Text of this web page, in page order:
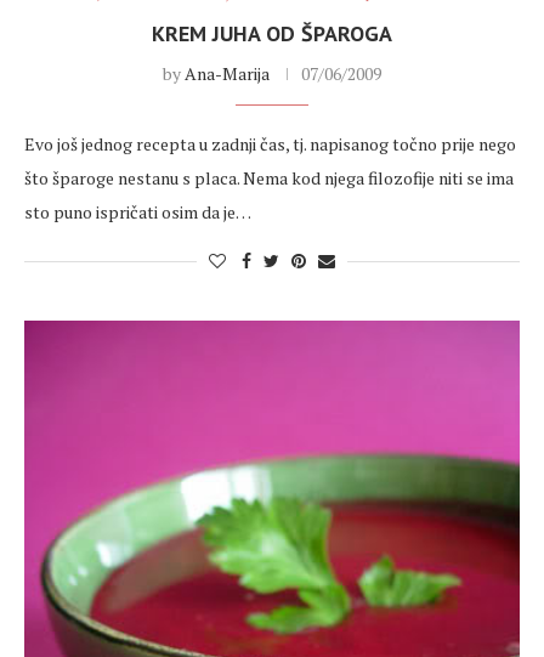
KREM JUHA OD ŠPAROGA
byAna-Marija 07/06/2009
Evo još jednog recepta u zadnji čas, tj. napisanog točno prije nego
što šparoge nestanu s placa. Nema kod njega filozofije niti se ima
sto puno ispričati osim da je…